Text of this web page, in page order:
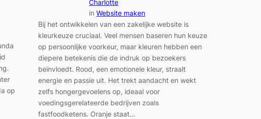
op
Charlotte
in Website maken
Bij het ontwikkelen van een zakelijke website is
kleurkeuze cruciaal. Veel mensen baseren hun keuze
op persoonlijke voorkeur, maar kleuren hebben een
diepere betekenis die de indruk op bezoekers
beïnvloedt. Rood, een emotionele kleur, straalt
energie en passie uit. Het trekt aandacht en wekt
zelfs hongergevoelens op, ideaal voor
voedingsgerelateerde bedrijven zoals
fastfoodketens. Oranje staat…